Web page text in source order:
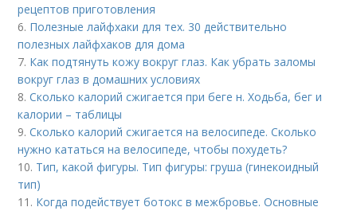
рецептов приготовления
6. Полезные лайфхаки для тех. 30 действительно
полезных лайфхаков для дома
7. Как подтянуть кожу вокруг глаз. Как убрать заломы
вокруг глаз в домашних условиях
8.Сколько калорий сжигается при беге н. Ходьба, бег и
калории – таблицы
9.Сколько калорий сжигается на велосипеде. Сколько
нужно кататься на велосипеде, чтобы похудеть?
10. Тип, какой фигуры. Тип фигуры: груша (гинекоидный
тип)
11. Когда подействует ботокс в межбровье. Основные